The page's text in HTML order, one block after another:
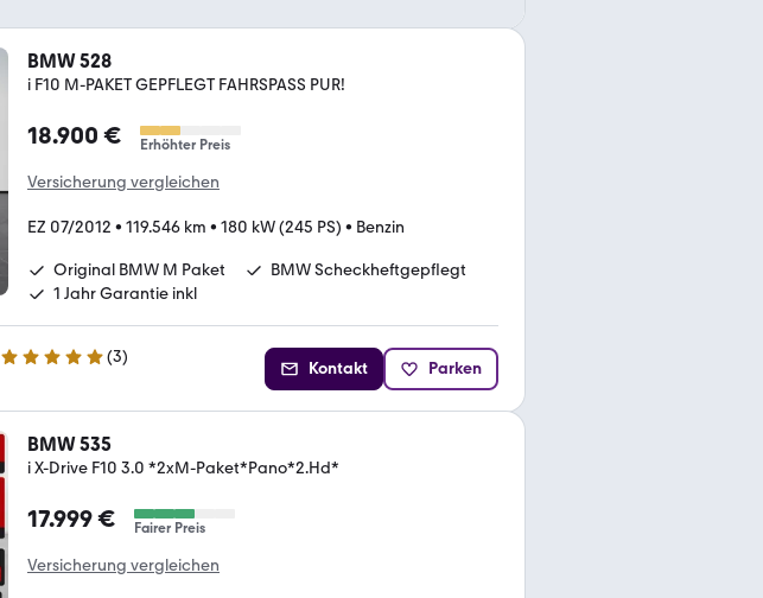
BMW 528
i F10 M-PAKET GEPFLEGT FAHRSPASS PUR!
18.900 € Erhöhter Preis
Versicherung vergleichen
EZ 07/2012 • 119.546 km • 180 kW (245 PS) • Benzin
Original BMW M Paket
BMW Scheckheftgepflegt
1 Jahr Garantie inkl
5 Sterne (3)
Kontakt Parken
BMW 535
i X-Drive F10 3.0 *2xM-Paket*Pano*2.Hd*
17.999 € Fairer Preis
Versicherung vergleichen